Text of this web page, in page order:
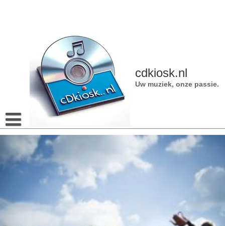
cdkiosk.nl
Uw muziek, onze passie.